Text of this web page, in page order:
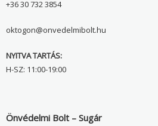
+36 30 732 3854
oktogon@onvedelmibolt.hu
NYITVA TARTÁS:
H-SZ: 11:00-19:00
Önvédelmi Bolt – Sugár